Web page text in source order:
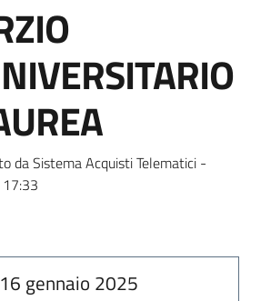
da Sistema Acquisti Telematici -
16 gennaio 2025